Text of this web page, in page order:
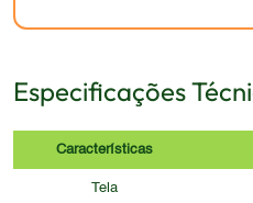
Especificações
Características
Tela